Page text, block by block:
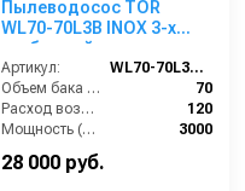
Пылеводосос TOR
WL70-70L3B INOX 3-х
турбинный
Артикул:
WL70-70L3B INOX
Объем бака (л):
70
Расход воздуха (л/сек):
120
Мощность (Вт):
3000
28 000 руб.